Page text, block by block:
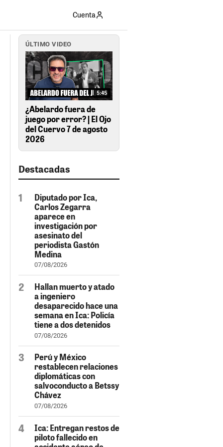
Cuenta
ÚLTIMO VIDEO
5:45
¿Abelardo fuera de
juego por error? | El Ojo
del Cuervo 7 de agosto
2026
Destacadas
Diputado por Ica,
Carlos Zegarra
aparece en
investigación por
asesinato del
periodista Gastón
Medina
07/08/2026
Hallan muerto y atado
a ingeniero
desaparecido hace una
semana en Ica: Policía
tiene a dos detenidos
07/08/2026
Perú y México
restablecen relaciones
diplomáticas con
salvoconducto a Betssy
Chávez
07/08/2026
Ica: Entregan restos de
piloto fallecido en